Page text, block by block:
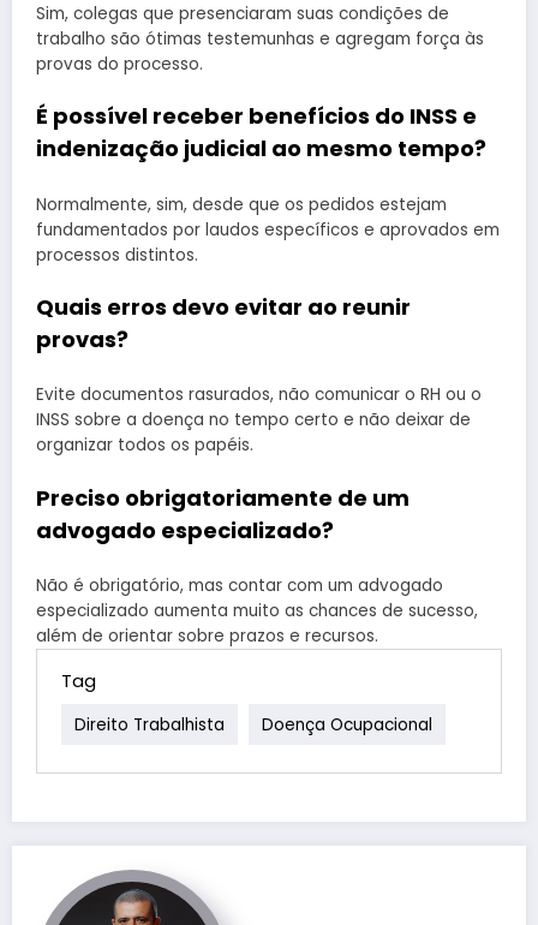
Sim, colegas que presenciaram suas condições de
trabalho são ótimas testemunhas e agregam força às
provas do processo.
É possível receber benefícios do INSS e
indenização judicial ao mesmo tempo?
Normalmente, sim, desde que os pedidos estejam
fundamentados por laudos específicos e aprovados em
processos distintos.
Quais erros devo evitar ao reunir
provas?
Evite documentos rasurados, não comunicar o RH ou o
INSS sobre a doença no tempo certo e não deixar de
organizar todos os papéis.
Preciso obrigatoriamente de um
advogado especializado?
Não é obrigatório, mas contar com um advogado
especializado aumenta muito as chances de sucesso,
além de orientar sobre prazos e recursos.
Tag
Direito Trabalhista Doença Ocupacional